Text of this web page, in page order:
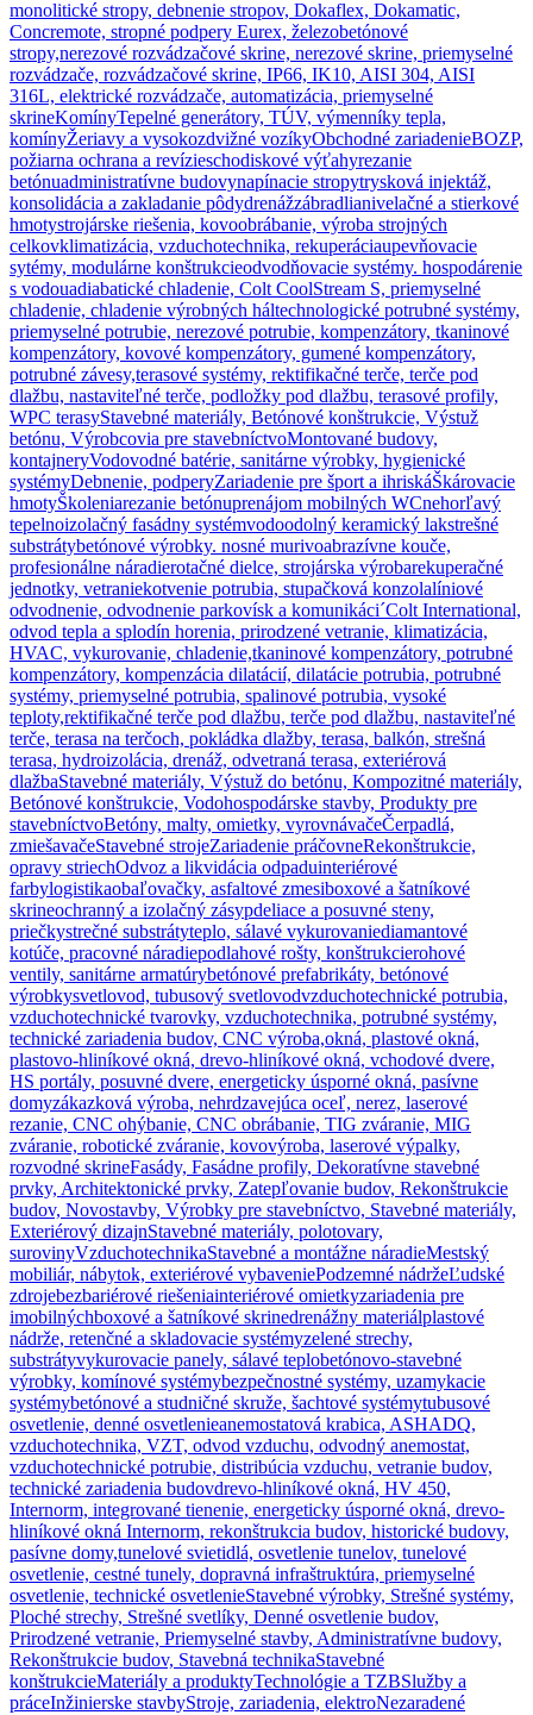
monolitické stropy, debnenie stropov, Dokaflex, Dokamatic,
Concremote, stropné podpery Eurex, železobetónové
stropy,nerezové rozvádzačové skrine, nerezové skrine, priemyselné
rozvádzače, rozvádzačové skrine, IP66, IK10, AISI 304, AISI
316L, elektrické rozvádzače, automatizácia, priemyselné
skrineKomínyTepelné generátory, TÚV, výmenníky tepla,
komínyŽeriavy a vysokozdvižné vozíkyObchodné zariadenieBOZP,
požiarna ochrana a revízieschodiskové výťahyrezanie
betónuadministratívne budovynapínacie stropytrysková injektáž,
konsolidácia a zakladanie pôdydrenážzábradlianivelačné a stierkové
hmotystrojárske riešenia, kovoobrábanie, výroba strojných
celkovklimatizácia, vzduchotechnika, rekuperáciaupevňovacie
sytémy, modulárne konštrukcieodvodňovacie systémy. hospodárenie
s vodouadiabatické chladenie, Colt CoolStream S, priemyselné
chladenie, chladenie výrobných háltechnologické potrubné systémy,
priemyselné potrubie, nerezové potrubie, kompenzátory, tkaninové
kompenzátory, kovové kompenzátory, gumené kompenzátory,
potrubné závesy,terasové systémy, rektifikačné terče, terče pod
dlažbu, nastaviteľné terče, podložky pod dlažbu, terasové profily,
WPC terasyStavebné materiály, Betónové konštrukcie, Výstuž
betónu, Výrobcovia pre stavebníctvoMontované budovy,
kontajneryVodovodné batérie, sanitárne výrobky, hygienické
systémyDebnenie, podperyZariadenie pre šport a ihriskáŠkárovacie
hmotyŠkoleniarezanie betónuprenájom mobilných WCnehorľavý
tepelnoizolačný fasádny systémvodoodolný keramický lakstrešné
substrátybetónové výrobky. nosné murivoabrazívne kouče,
profesionálne náradierotačné dielce, strojárska výrobarekuperačné
jednotky, vetraniekotvenie potrubia, stupačková konzolalíniové
odvodnenie, odvodnenie parkovísk a komunikáci´Colt International,
odvod tepla a splodín horenia, prirodzené vetranie, klimatizácia,
HVAC, vykurovanie, chladenie,tkaninové kompenzátory, potrubné
kompenzátory, kompenzácia dilatácií, dilatácie potrubia, potrubné
systémy, priemyselné potrubia, spalinové potrubia, vysoké
teploty,rektifikačné terče pod dlažbu, terče pod dlažbu, nastaviteľné
terče, terasa na terčoch, pokládka dlažby, terasa, balkón, strešná
terasa, hydroizolácia, drenáž, odvetraná terasa, exteriérová
dlažbaStavebné materiály, Výstuž do betónu, Kompozitné materiály,
Betónové konštrukcie, Vodohospodárske stavby, Produkty pre
stavebníctvoBetóny, malty, omietky, vyrovnávačeČerpadlá,
zmiešavačeStavebné strojeZariadenie práčovneRekonštrukcie,
opravy striechOdvoz a likvidácia odpaduinteriérové
farbylogistikaobaľovačky, asfaltové zmesiboxové a šatníkové
skrineochranný a izolačný zásypdeliace a posuvné steny,
priečkystrečné substrátyteplo, sálavé vykurovaniediamantové
kotúče, pracovné náradiepodlahové rošty, konštrukcierohové
ventily, sanitárne armatúrybetónové prefabrikáty, betónové
výrobkysvetlovod, tubusový svetlovodvzduchotechnické potrubia,
vzduchotechnické tvarovky, vzduchotechnika, potrubné systémy,
technické zariadenia budov, CNC výroba,okná, plastové okná,
plastovo-hliníkové okná, drevo-hliníkové okná, vchodové dvere,
HS portály, posuvné dvere, energeticky úsporné okná, pasívne
domyzákazková výroba, nehrdzavejúca oceľ, nerez, laserové
rezanie, CNC ohýbanie, CNC obrábanie, TIG zváranie, MIG
zváranie, robotické zváranie, kovovýroba, laserové výpalky,
rozvodné skrineFasády, Fasádne profily, Dekoratívne stavebné
prvky, Architektonické prvky, Zatepľovanie budov, Rekonštrukcie
budov, Novostavby, Výrobky pre stavebníctvo, Stavebné materiály,
Exteriérový dizajnStavebné materiály, polotovary,
surovinyVzduchotechnikaStavebné a montážne náradieMestský
mobiliár, nábytok, exteriérové vybaveniePodzemné nádržeĽudské
zdrojebezbariérové riešeniainteriérové omietkyzariadenia pre
imobilnýchboxové a šatníkové skrinedrenážny materiálplastové
nádrže, retenčné a skladovacie systémyzelené strechy,
substrátyvykurovacie panely, sálavé teplobetónovo-stavebné
výrobky, komínové systémybezpečnostné systémy, uzamykacie
systémybetónové a studničné skruže, šachtové systémytubusové
osvetlenie, denné osvetlenieanemostatová krabica, ASHADQ,
vzduchotechnika, VZT, odvod vzduchu, odvodný anemostat,
vzduchotechnické potrubie, distribúcia vzduchu, vetranie budov,
technické zariadenia budovdrevo-hliníkové okná, HV 450,
Internorm, integrované tienenie, energeticky úsporné okná, drevo-
hliníkové okná Internorm, rekonštrukcia budov, historické budovy,
pasívne domy,tunelové svietidlá, osvetlenie tunelov, tunelové
osvetlenie, cestné tunely, dopravná infraštruktúra, priemyselné
osvetlenie, technické osvetlenieStavebné výrobky, Strešné systémy,
Ploché strechy, Strešné svetlíky, Denné osvetlenie budov,
Prirodzené vetranie, Priemyselné stavby, Administratívne budovy,
Rekonštrukcie budov, Stavebná technikaStavebné
konštrukcieMateriály a produktyTechnológie a TZBSlužby a
práceInžinierske stavbyStroje, zariadenia, elektroNezaradené